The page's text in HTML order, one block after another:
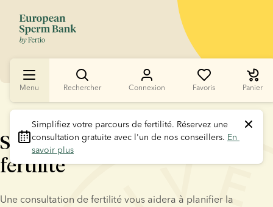
Menu Rechercher Connexion Favoris Panier
Simplifiez votre parcours de fertilité. Réservez une
consultation gratuite avec l'un de nos conseillers. En
savoir plus
Simplifiez votre parcours de
fertilité
Une consultation de fertilité vous aidera à planifier la